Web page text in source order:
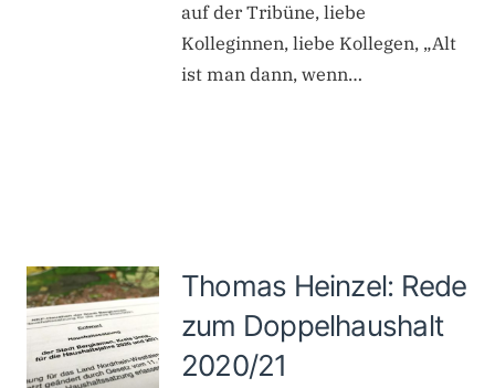
auf der Tribüne, liebe
Kolleginnen, liebe Kollegen, „Alt
ist man dann, wenn…
Thomas Heinzel: Rede
zum Doppelhaushalt
2020/21